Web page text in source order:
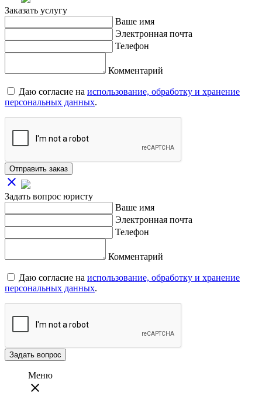
Заказать услугу
Ваше имя
Электронная почта
Телефон
Комментарий
Даю согласие на использование, обработку и хранение
персональных данных.
Отправить заказ
close
Задать вопрос юристу
Ваше имя
Электронная почта
Телефон
Комментарий
Даю согласие на использование, обработку и хранение
персональных данных.
Задать вопрос
Меню
close